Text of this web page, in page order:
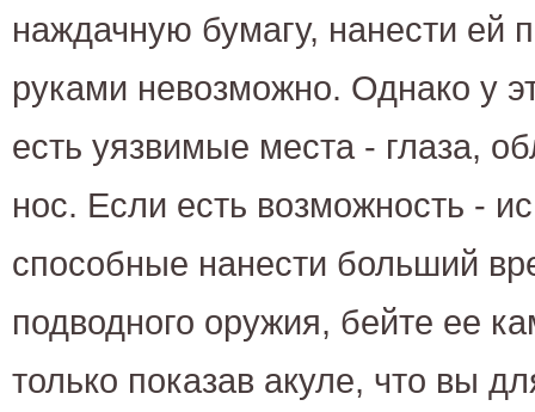
наждачную бумагу, нанести ей
руками невозможно. Однако у
есть уязвимые места - глаза,
нос. Если есть возможность -
способные нанести больший
подводного оружия, бейте ее
только показав акуле, что вы